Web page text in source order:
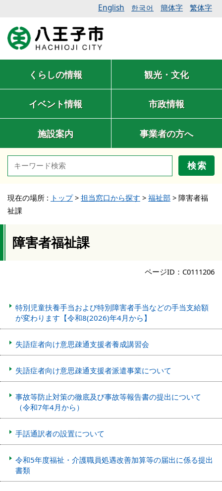
English 한국어 簡体字 繁体字
くらしの情報 観光・文化
イベント情報 市政情報
施設案内 事業者の方へ
検索
現在の場所 : トップ> 担当窓口から探す > 福祉部 > 障害者福
祉課
障害者福祉課
ページID：C0111206
特別児童扶養手当および特別障害者手当などの手当支給額
が変わります【令和8(2026)年4月から】
失語症者向け意思疎通支援者養成講習会
失語症者向け意思疎通支援者派遣事業について
事故等防止対策の徹底及び事故等報告書の提出について
（令和7年4月から）
手話通訳者の設置について
令和5年度福祉・介護職員処遇改善加算等の届出に係る提出
書類